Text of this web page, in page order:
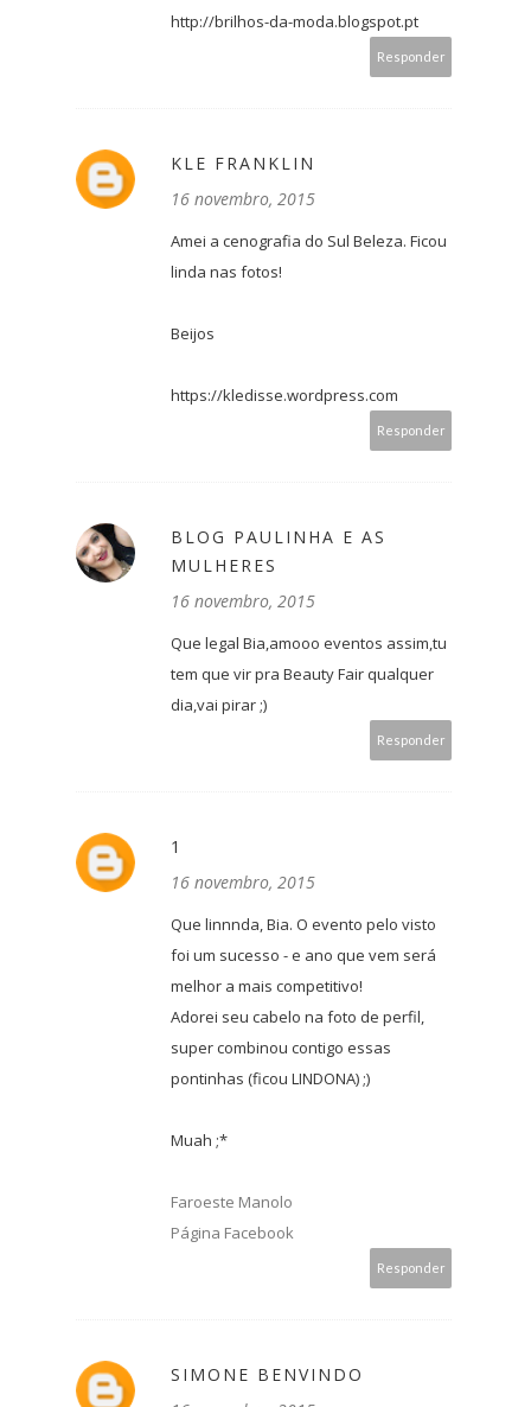
http://brilhos-da-moda.blogspot.pt
Responder
KLE FRANKLIN
16 novembro, 2015
Amei a cenografia do Sul Beleza. Ficou
linda nas fotos!
Beijos
https://kledisse.wordpress.com
Responder
BLOG PAULINHA E AS
MULHERES
16 novembro, 2015
Que legal Bia,amooo eventos assim,tu
tem que vir pra Beauty Fair qualquer
dia,vai pirar ;)
Responder
1
16 novembro, 2015
Que linnnda, Bia. O evento pelo visto
foi um sucesso - e ano que vem será
melhor a mais competitivo!
Adorei seu cabelo na foto de perfil,
super combinou contigo essas
pontinhas (ficou LINDONA) ;)
Muah ;*
Faroeste Manolo
Página Facebook
Responder
SIMONE BENVINDO